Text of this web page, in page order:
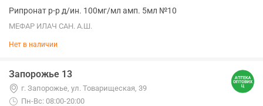
Рипронат р-р д/ин. 100мг/мл амп. 5мл №10
МЕФАР ИЛАЧ САН. А.Ш.
Нет в наличии
Запорожье 13
г. Запорожье, ул. Товарищеская, 39
Пн-Вс: 08:00-20:00